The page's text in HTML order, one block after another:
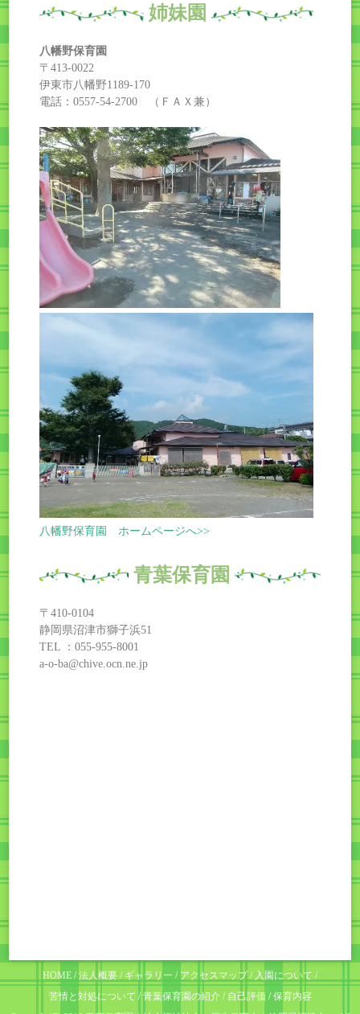
姉妹園
八幡野保育園
〒413-0022
伊東市八幡野1189-170
電話：0557-54-2700 （ＦＡＸ兼）
八幡野保育園 ホームページへ>>
青葉保育園
〒410-0104
静岡県沼津市獅子浜51
TEL ：055-955-8001
a-o-ba@chive.ocn.ne.jp
HOME 法人概要 ギャラリー アクセスマップ
入園について
苦情と対処について
青葉保育園の紹介 自己評価
保育内容